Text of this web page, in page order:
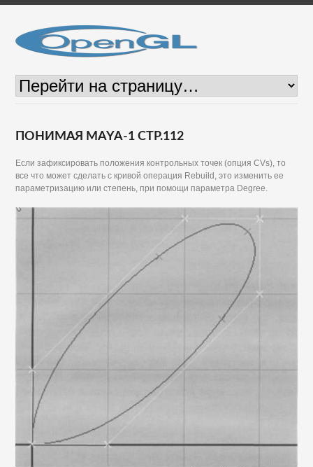
ПОНИМАЯ MAYA-1 СТР.112
Если зафиксировать положения контрольных точек (опция CVs), то
все что может сделать с кривой операция Rebuild, это изменить ее
параметризацию или степень, при помощи параметра Degree.